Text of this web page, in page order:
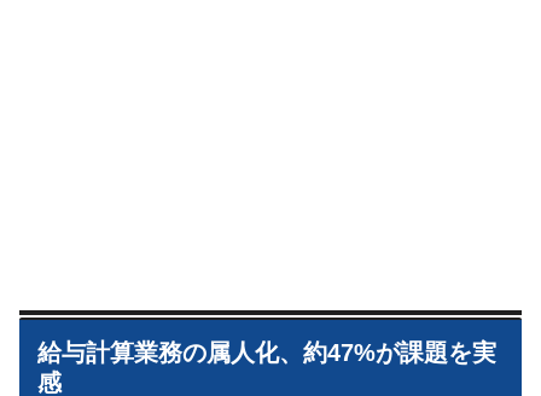
給与計算業務の属人化、約47%が課題を実
感